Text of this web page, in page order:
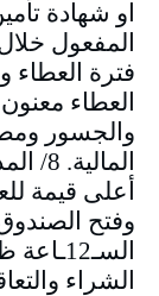
او شهادة
المفعول
العطاء
الشراء